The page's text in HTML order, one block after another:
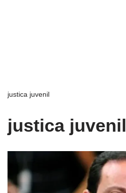
justica juvenil
justica juvenil